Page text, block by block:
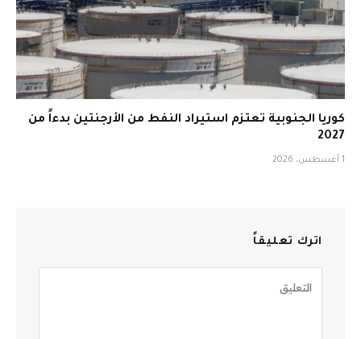
كوريا الجنوبية تعتزم استيراد النفط من الأرجنتين بدءاً من
2027
1 أغسطس، 2026
اترك تعليقاً